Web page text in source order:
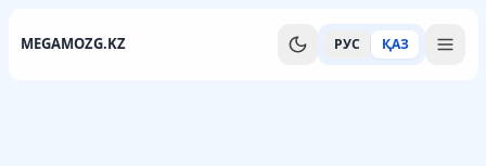
MEGAMOZG.KZ РУС ҚАЗ